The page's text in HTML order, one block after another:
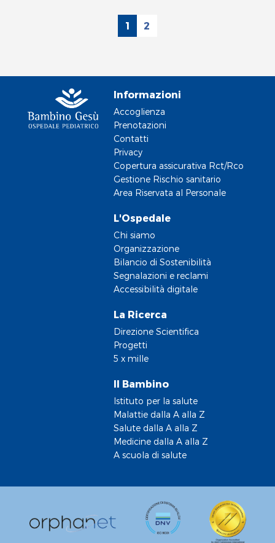
1 2
Informazioni
Accoglienza
Prenotazioni
Contatti
Privacy
Copertura assicurativa Rct/Rco
Gestione Rischio sanitario
Area Riservata al Personale
L'Ospedale
Chi siamo
Organizzazione
Bilancio di Sostenibilità
Segnalazioni e reclami
Accessibilità digitale
La Ricerca
Direzione Scientifica
Progetti
5 x mille
Il Bambino
Istituto per la salute
Malattie dalla A alla Z
Salute dalla A alla Z
Medicine dalla A alla Z
A scuola di salute